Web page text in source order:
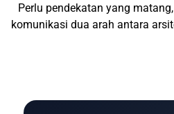
Perlu pendekatan yang
komunikasi dua arah antara